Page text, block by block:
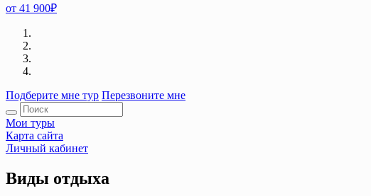
от 41 900₽
Подберите мне тур Перезвоните мне
Мои туры
Карта сайта
Личный кабинет
Виды отдыха